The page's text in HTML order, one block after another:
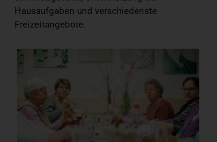
Hausaufgaben und verschiedenste
Freizeitangebote.